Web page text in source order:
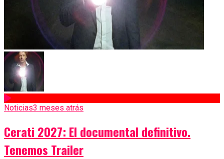
Noticias3 meses atrás
Cerati 2027: El documental definitivo.
Tenemos Trailer